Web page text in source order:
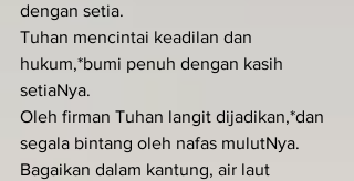
dengan setia.
Tuhan mencintai keadilan dan
hukum,*bumi penuh dengan kasih
setiaNya.
Oleh firman Tuhan langit dijadikan,*dan
segala bintang oleh nafas mulutNya.
Bagaikan dalam kantung, air laut